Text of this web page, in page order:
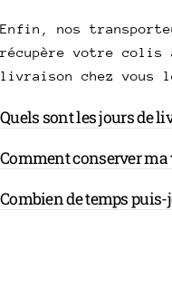
Enfin, nos
récupère votre colis
livraison chez vous
Quels sont les jours de
Comment conserver ma
Combien de temps